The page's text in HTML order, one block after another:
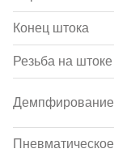
Конец штока
Резьба на штоке
Демпфирование
Пневматическое